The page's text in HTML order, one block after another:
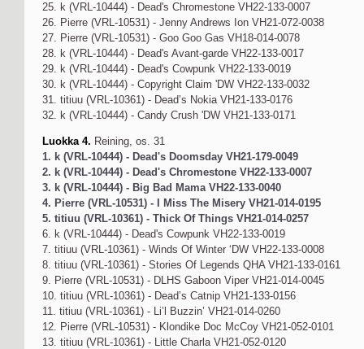
25. k (VRL-10444) - Dead's Chromestone VH22-133-0007
26. Pierre (VRL-10531) - Jenny Andrews Ion VH21-072-0038
27. Pierre (VRL-10531) - Goo Goo Gas VH18-014-0078
28. k (VRL-10444) - Dead's Avant-garde VH22-133-0017
29. k (VRL-10444) - Dead's Cowpunk VH22-133-0019
30. k (VRL-10444) - Copyright Claim 'DW VH22-133-0032
31. titiuu (VRL-10361) - Dead’s Nokia VH21-133-0176
32. k (VRL-10444) - Candy Crush 'DW VH21-133-0171
Luokka 4. Reining, os. 31
1. k (VRL-10444) - Dead's Doomsday VH21-179-0049
2. k (VRL-10444) - Dead's Chromestone VH22-133-0007
3. k (VRL-10444) - Big Bad Mama VH22-133-0040
4. Pierre (VRL-10531) - I Miss The Misery VH21-014-0195
5. titiuu (VRL-10361) - Thick Of Things VH21-014-0257
6. k (VRL-10444) - Dead's Cowpunk VH22-133-0019
7. titiuu (VRL-10361) - Winds Of Winter ‘DW VH22-133-0008
8. titiuu (VRL-10361) - Stories Of Legends QHA VH21-133-0161
9. Pierre (VRL-10531) - DLHS Gaboon Viper VH21-014-0045
10. titiuu (VRL-10361) - Dead’s Catnip VH21-133-0156
11. titiuu (VRL-10361) - Li’l Buzzin’ VH21-014-0260
12. Pierre (VRL-10531) - Klondike Doc McCoy VH21-052-0101
13. titiuu (VRL-10361) - Little Charla VH21-052-0120